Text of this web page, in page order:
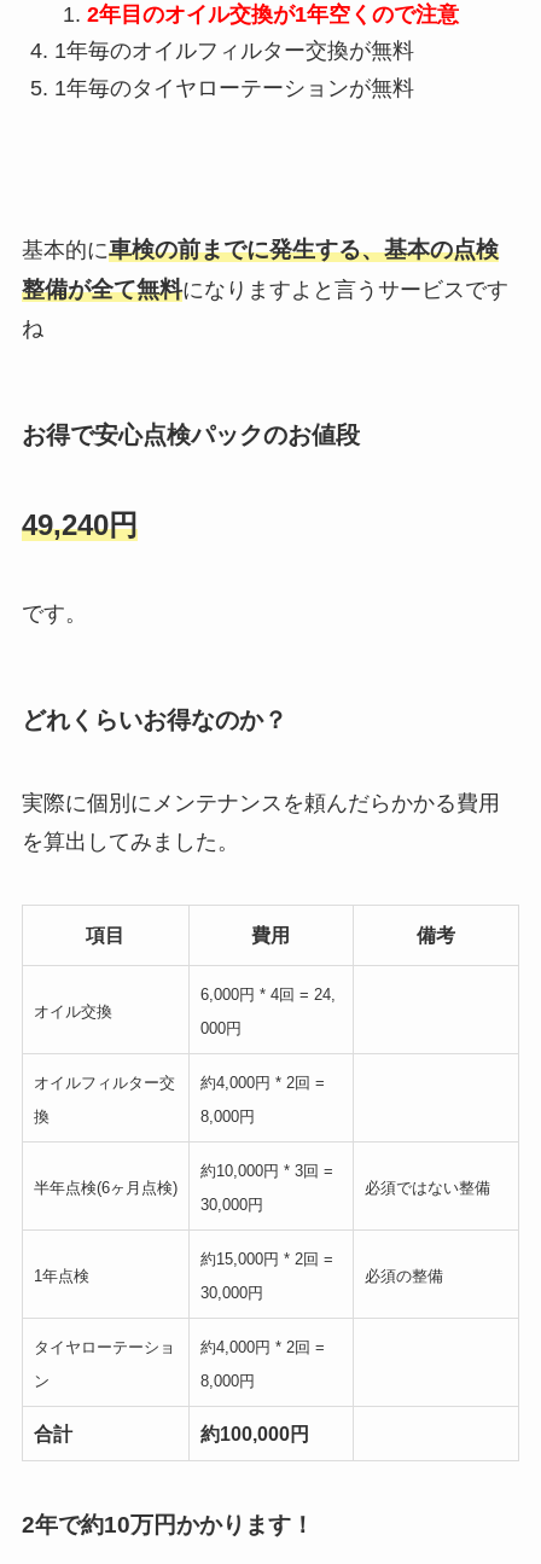
2年目のオイル交換が1年空くので注意
1年毎のオイルフィルター交換が無料
1年毎のタイヤローテーションが無料
基本的に車検の前までに発生する、基本の点検
整備が全て無料になりますよと言うサービスです
ね
お得で安心点検パックのお値段
49,240円
です。
どれくらいお得なのか？
実際に個別にメンテナンスを頼んだらかかる費用
を算出してみました。
項目 費用 備考
オイル交換
6,000円 * 4回 = 24,
000円
オイルフィルター交
換
約4,000円 * 2回 =
8,000円
半年点検(6ヶ月点検)
約10,000円 * 3回 =
30,000円
必須ではない整備
1年点検
約15,000円 * 2回 =
30,000円
必須の整備
タイヤローテーショ
ン
約4,000円 * 2回 =
8,000円
合計 約100,000円
2年で約10万円かかります！